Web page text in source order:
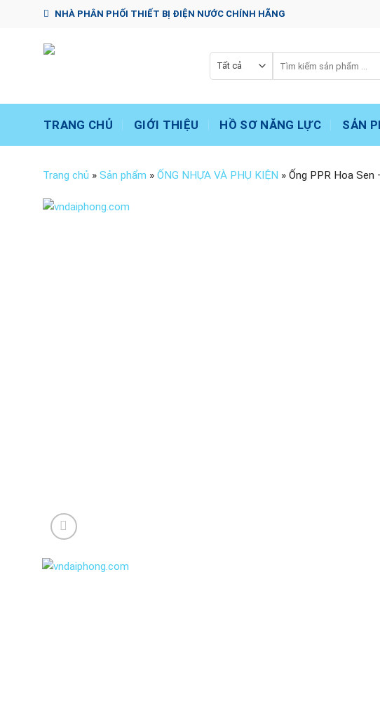
NHÀ PHÂN PHỐI THIẾT BỊ ĐIỆN NƯỚC CHÍNH HÃNG
kiếm:
TRANG CHỦ GIỚI THIỆU HỒ SƠ NĂNG LỰC SẢN
Trang chủ » Sản phẩm » ỐNG NHỰA VÀ PHỤ KIỆN » Ống PPR Hoa Sen